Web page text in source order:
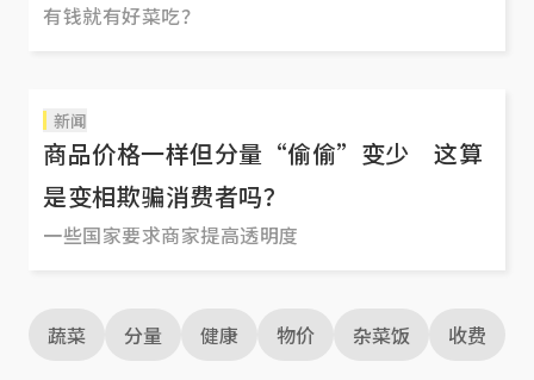
有钱就有好菜吃？
新闻
商品价格一样但分量“偷偷”变少 这算
是变相欺骗消费者吗？
一些国家要求商家提高透明度
蔬菜 分量 健康 物价 杂菜饭 收费